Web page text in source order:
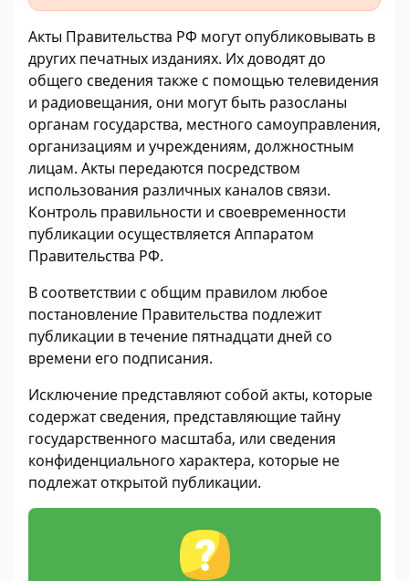
Акты Правительства РФ могут опубликовывать в
других печатных изданиях. Их доводят до
общего сведения также с помощью телевидения
и радиовещания, они могут быть разосланы
органам государства, местного самоуправления,
организациям и учреждениям, должностным
лицам. Акты передаются посредством
использования различных каналов связи.
Контроль правильности и своевременности
публикации осуществляется Аппаратом
Правительства РФ.
В соответствии с общим правилом любое
постановление Правительства подлежит
публикации в течение пятнадцати дней со
времени его подписания.
Исключение представляют собой акты, которые
содержат сведения, представляющие тайну
государственного масштаба, или сведения
конфиденциального характера, которые не
подлежат открытой публикации.